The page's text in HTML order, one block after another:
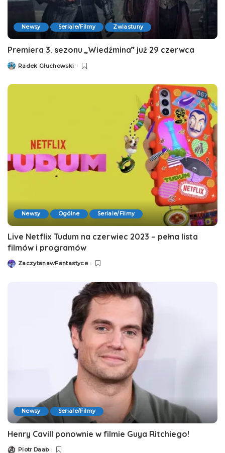
Newsy Seriale/Filmy Zwiastuny
Premiera 3. sezonu „Wiedźmina” już 29 czerwca
PostedRadek Głuchowski
Newsy Ogólne Seriale/Filmy
Live Netflix Tudum na czerwiec 2023 – pełna lista
filmów i programów
PostedZaczytanawFantastyce
Newsy Seriale/Filmy
Henry Cavill ponownie w filmie Guya Ritchiego!
Piotr Daab